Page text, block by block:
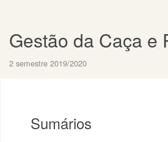
Gestão da Caça e
2 semestre 2019/2020
Sumários